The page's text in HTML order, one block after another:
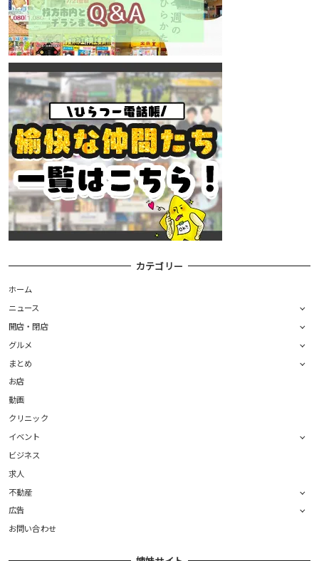
カテゴリー
ホーム
ニュース
開店・閉店
グルメ
まとめ
お店
動画
クリニック
イベント
ビジネス
求人
不動産
広告
お問い合わせ